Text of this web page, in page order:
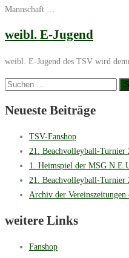
Mannschaft …
weibl. E-Jugend
weibl. E-Jugend des TSV wird
Suchen
Neueste Beiträge
TSV-Fanshop
21. Beachvolleyball-Turnier
1. Heimspiel der MSG
21. Beachvolleyball-Turnier
Archiv der Vereinszeitungen
weitere Links
Fanshop